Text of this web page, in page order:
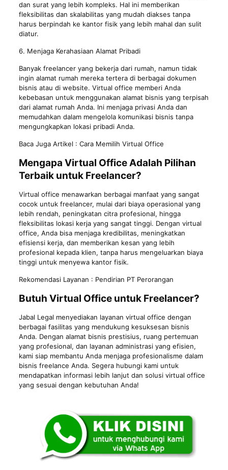
dan surat yang lebih kompleks. Hal ini memberikan
fleksibilitas dan skalabilitas yang mudah diakses tanpa
harus berpindah ke kantor fisik yang lebih mahal dan sulit
diatur.
6. Menjaga Kerahasiaan Alamat Pribadi
Banyak freelancer yang bekerja dari rumah, namun tidak
ingin alamat rumah mereka tertera di berbagai dokumen
bisnis atau di website. Virtual office memberi Anda
kebebasan untuk menggunakan alamat bisnis yang terpisah
dari alamat rumah Anda. Ini menjaga privasi Anda dan
memudahkan dalam mengelola komunikasi bisnis tanpa
mengungkapkan lokasi pribadi Anda.
Baca Juga Artikel : Cara Memilih Virtual Office
Mengapa Virtual Office Adalah Pilihan
Terbaik untuk Freelancer?
Virtual office menawarkan berbagai manfaat yang sangat
cocok untuk freelancer, mulai dari biaya operasional yang
lebih rendah, peningkatan citra profesional, hingga
fleksibilitas lokasi kerja yang sangat tinggi. Dengan virtual
office, Anda bisa menjaga kredibilitas, meningkatkan
efisiensi kerja, dan memberikan kesan yang lebih
profesional kepada klien, tanpa harus mengeluarkan biaya
tinggi untuk menyewa kantor fisik.
Rekomendasi Layanan : Pendirian PT Perorangan
Butuh Virtual Office untuk Freelancer?
Jabal Legal menyediakan layanan virtual office dengan
berbagai fasilitas yang mendukung kesuksesan bisnis
Anda. Dengan alamat bisnis prestisius, ruang pertemuan
yang profesional, dan layanan administrasi yang efisien,
kami siap membantu Anda menjaga profesionalisme dalam
bisnis freelance Anda. Segera hubungi kami untuk
mendapatkan informasi lebih lanjut dan solusi virtual office
yang sesuai dengan kebutuhan Anda!